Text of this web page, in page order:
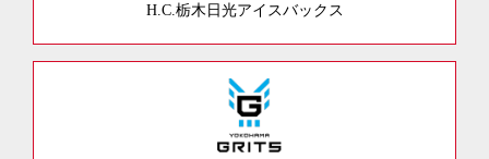
H.C.栃木日光アイスバックス